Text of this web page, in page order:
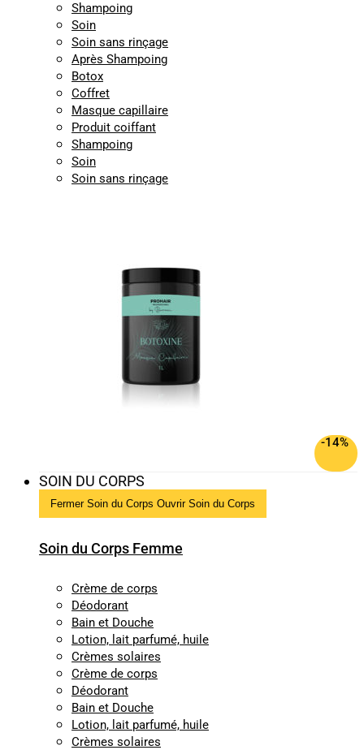
Shampoing
Soin
Soin sans rinçage
Après Shampoing
Botox
Coffret
Masque capillaire
Produit coiffant
Shampoing
Soin
Soin sans rinçage
-14%
SOIN DU CORPS
Fermer Soin du Corps Ouvrir Soin du Corps
Soin du Corps Femme
Crème de corps
Déodorant
Bain et Douche
Lotion, lait parfumé, huile
Crèmes solaires
Crème de corps
Déodorant
Bain et Douche
Lotion, lait parfumé, huile
Crèmes solaires